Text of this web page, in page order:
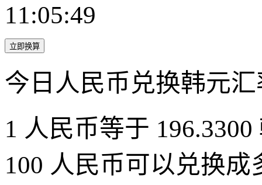
11:05:49
立即换算
今日人民币兑换韩元
1 人民币等于
100 人民币可以兑换成